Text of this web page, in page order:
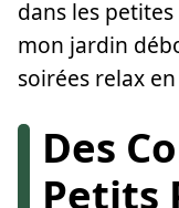
dans les
mon jardin
soirées relax
Des
Petits